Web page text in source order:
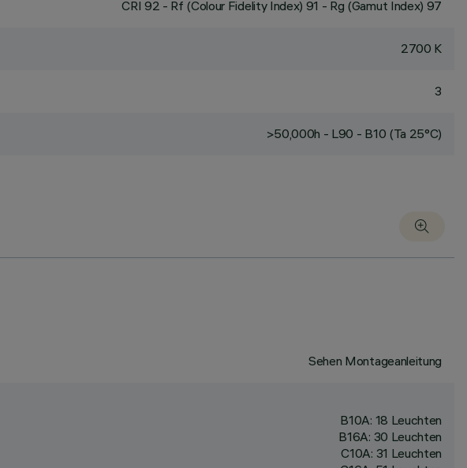
CRI 92 - Rf (Colour Fidelity Index) 91 - Rg (Gamut Index) 97
2700 K
3
>50,000h - L90 - B10 (Ta 25°C)
Sehen Montageanleitung
B10A: 18 Leuchten
B16A: 30 Leuchten
C10A: 31 Leuchten